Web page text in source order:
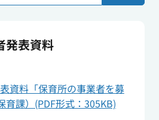
発表資料
資料「保育所の事業者を募
育課）(PDF形式：305KB)